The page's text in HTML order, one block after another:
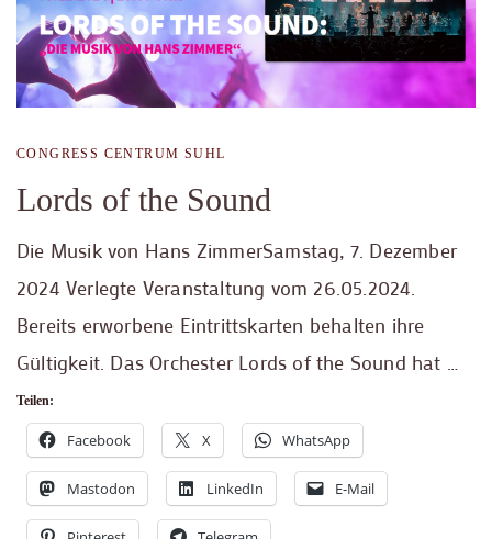
CONGRESS CENTRUM SUHL
Lords of the Sound
Die Musik von Hans ZimmerSamstag, 7. Dezember
2024 Verlegte Veranstaltung vom 26.05.2024.
Bereits erworbene Eintrittskarten behalten ihre
Gültigkeit. Das Orchester Lords of the Sound hat …
Teilen:
Facebook X WhatsApp
Mastodon LinkedIn E-Mail